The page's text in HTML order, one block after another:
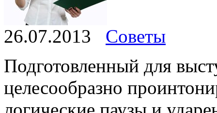
26.07.2013
Советы
Подготовленный для
целесообразно